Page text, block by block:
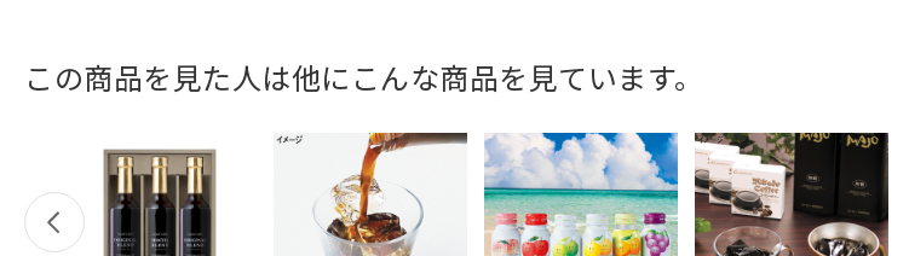
この商品を見た人は他にこんな商品を見ています。